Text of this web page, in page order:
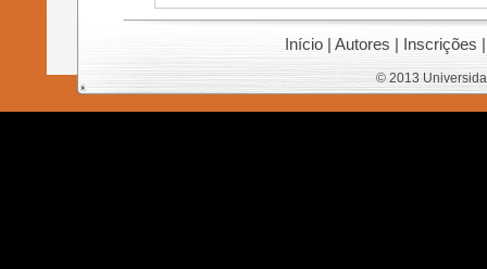
Início | Autores | Inscrições
© 2013